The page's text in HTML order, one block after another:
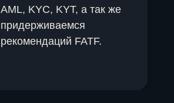
AML, KYC, KYT, а так же
придерживаемся
рекомендаций FATF.